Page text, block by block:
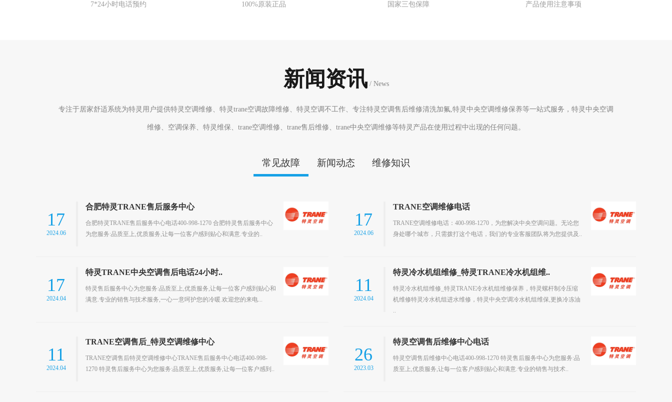
7*24小时电话预约 100%原装正品 国家三包保障 产品使用注意事项
新闻资讯/ News
专注于居家舒适系统为特灵用户提供特灵空调维修、特灵trane空调故障维修、特灵空调不工作、专注特灵空调售后维修清洗加氟,特灵中央空调维修保养等一站式服务，特灵中央空调
维修、空调保养、特灵维保、trane空调维修、trane售后维修、trane中央空调维修等特灵产品在使用过程中出现的任何问题。
常见故障 新闻动态 维修知识
17
2024.06
合肥特灵TRANE售后服务中心
合肥特灵TRANE售后服务中心电话400-998-1270 合肥特灵售后服务中心
为您服务:品质至上,优质服务,让每一位客户感到贴心和满意.专业的..
17
2024.06
TRANE空调维修电话
TRANE空调维修电话：400-998-1270，为您解决中央空调问题。无论您
身处哪个城市，只需拨打这个电话，我们的专业客服团队将为您提供及..
17
2024.04
特灵TRANE中央空调售后电话24小时..
特灵售后服务中心为您服务:品质至上,优质服务,让每一位客户感到贴心和
满意.专业的销售与技术服务,一心一意呵护您的冷暖.欢迎您的来电...
11
2024.04
特灵冷水机组维修_特灵TRANE冷水机组维..
特灵冷水机组维修_特灵TRANE冷水机组维修保养，特灵螺杆制冷压缩
机维修特灵冷水机组进水维修，特灵中央空调冷水机组维保,更换冷冻油
..
11
2024.04
TRANE空调售后_特灵空调维修中心
TRANE空调售后特灵空调维修中心TRANE售后服务中心电话400-998-
1270 特灵售后服务中心为您服务:品质至上,优质服务,让每一位客户感到..
26
2023.03
特灵空调售后维修中心电话
特灵空调售后维修中心电话400-998-1270 特灵售后服务中心为您服务:品
质至上,优质服务,让每一位客户感到贴心和满意.专业的销售与技术..